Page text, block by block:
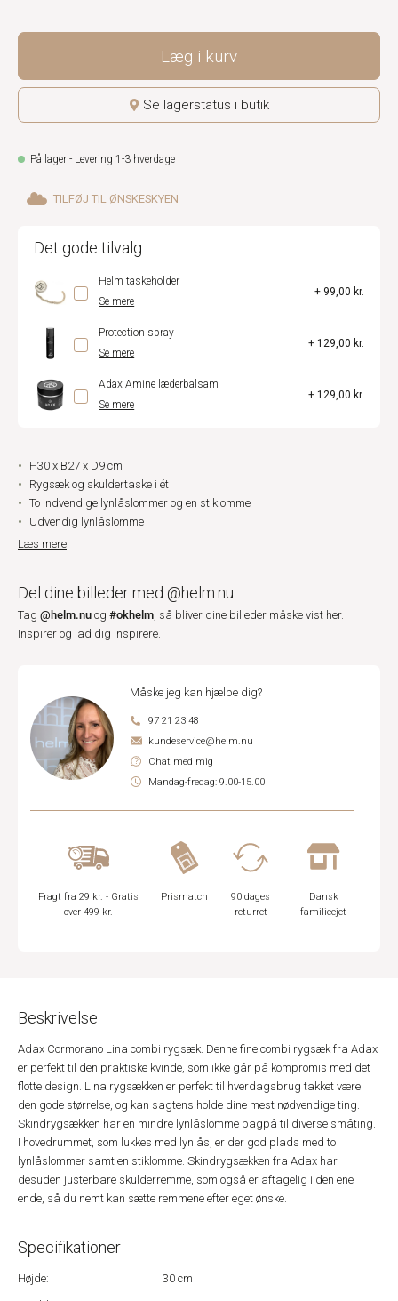
Læg i kurv
Se lagerstatus i butik
På lager - Levering 1-3 hverdage
TILFØJ TIL ØNSKESKYEN
Det gode tilvalg
Helm taskeholder
Se mere
+ 99,00 kr.
Protection spray
Se mere
+ 129,00 kr.
Adax Amine læderbalsam
Se mere
+ 129,00 kr.
H30 x B27 x D9 cm
Rygsæk og skuldertaske i ét
To indvendige lynlåslommer og en stiklomme
Udvendig lynlåslomme
Læs mere
Del dine billeder med @helm.nu
Tag @helm.nu og #okhelm, så bliver dine billeder måske vist her.
Inspirer og lad dig inspirere.
Måske jeg kan hjælpe dig?
97 21 23 48
kundeservice@helm.nu
Chat med mig
Mandag-fredag: 9.00-15.00
Fragt fra 29 kr. - Gratis
over 499 kr.
Prismatch
90 dages
returret
Dansk
familieejet
Beskrivelse
Adax Cormorano Lina combi rygsæk. Denne fine combi rygsæk fra Adax
er perfekt til den praktiske kvinde, som ikke går på kompromis med det
flotte design. Lina rygsækken er perfekt til hverdagsbrug takket være
den gode størrelse, og kan sagtens holde dine mest nødvendige ting.
Skindrygsækken har en mindre lynlåslomme bagpå til diverse småting.
I hovedrummet, som lukkes med lynlås, er der god plads med to
lynlåslommer samt en stiklomme. Skindrygsækken fra Adax har
desuden justerbare skulderremme, som også er aftagelig i den ene
ende, så du nemt kan sætte remmene efter eget ønske.
Specifikationer
Højde:
30 cm